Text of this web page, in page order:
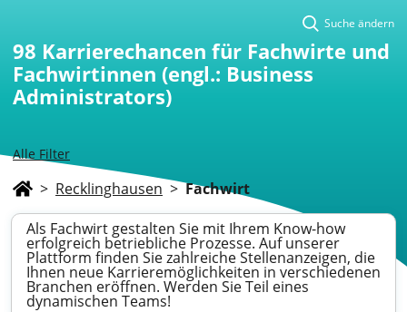
Alle Filter
Suche ändern
98 Karrierechancen für Fachwirte und
Fachwirtinnen (engl.: Business
Administrators)
> Recklinghausen > Fachwirt
Als Fachwirt gestalten Sie mit Ihrem Know-how
erfolgreich betriebliche Prozesse. Auf unserer
Plattform finden Sie zahlreiche Stellenanzeigen, die
Ihnen neue Karrieremöglichkeiten in verschiedenen
Branchen eröffnen. Werden Sie Teil eines
dynamischen Teams!